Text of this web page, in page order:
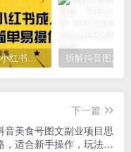
2023年最新小红书成人电商项目，简单易操作【详细教程】
下一篇
音美食号图文副业项目思
，适合新手操作，玩法无